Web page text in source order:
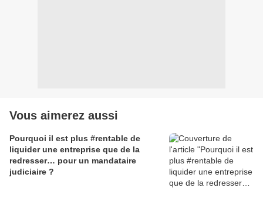
Vous aimerez aussi
Pourquoi il est plus #rentable de
liquider une entreprise que de la
redresser… pour un mandataire
judiciaire ?